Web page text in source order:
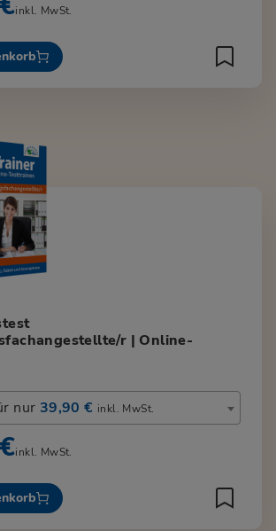
inkl. MwSt.
r | Online-
nur 39,90 € inkl. MwSt.
inkl. MwSt.